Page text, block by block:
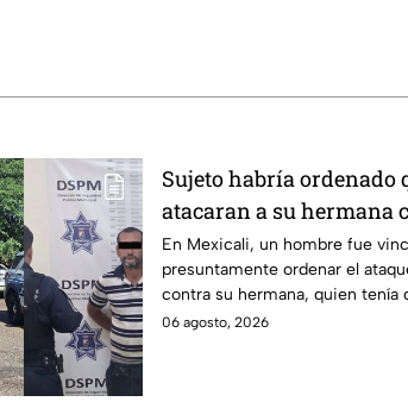
Sujeto habría ordenado
atacaran a su hermana
discapacidad en
En Mexicali, un hombre fue
presuntamente ordenar el
contra su hermana, quien tenía
auditiva.
06 agosto, 2026